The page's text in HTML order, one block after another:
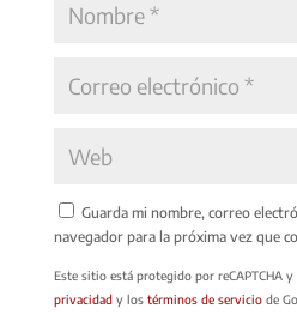
Guarda mi nombre, correo
navegador para la próxima vez que
Este sitio está protegido por reCAPTCHA y
privacidady los términos de serviciode